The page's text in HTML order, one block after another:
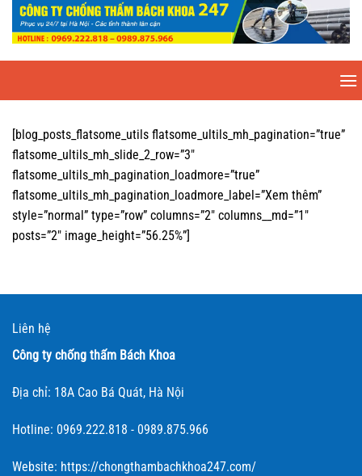
Chuyển
đến
[blog_posts_flatsome_utils flatsome_ultils_mh_pagination=”true”
flatsome_ultils_mh_slide_2_row=”3″
flatsome_ultils_mh_pagination_loadmore=”true”
flatsome_ultils_mh_pagination_loadmore_label=”Xem thêm”
style=”normal” type=”row” columns=”2″ columns__md=”1″
posts=”2″ image_height=”56.25%”]
Liên hệ
Công ty chống thấm Bách Khoa
Địa chỉ: 18A Cao Bá Quát, Hà Nội
Hotline: 0969.222.818 - 0989.875.966
Website: https://chongthambachkhoa247.com/